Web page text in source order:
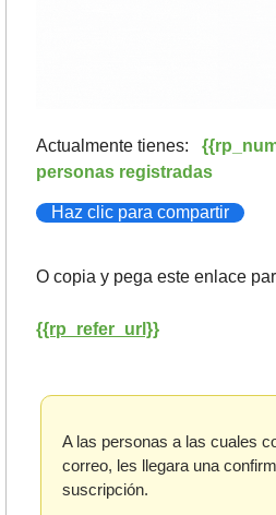
Actualmente tienes:
personas registradas
Haz clic para compartir
O copia y pega este enlace
{{rp_refer_url}}
A las personas a las cuales
correo, les llegara una
suscripción.